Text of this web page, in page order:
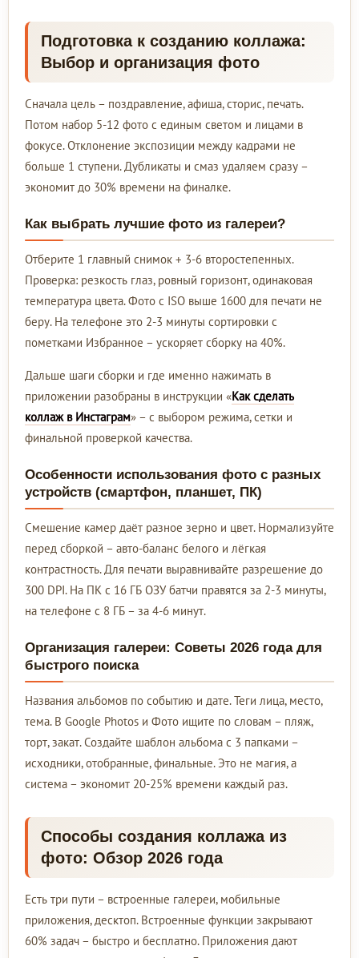
Подготовка к созданию коллажа:
Выбор и организация фото
Сначала цель – поздравление, афиша, сторис, печать.
Потом набор 5-12 фото с единым светом и лицами в
фокусе. Отклонение экспозиции между кадрами не
больше 1 ступени. Дубликаты и смаз удаляем сразу –
экономит до 30% времени на финалке.
Как выбрать лучшие фото из галереи?
Отберите 1 главный снимок + 3-6 второстепенных.
Проверка: резкость глаз, ровный горизонт, одинаковая
температура цвета. Фото с ISO выше 1600 для печати не
беру. На телефоне это 2-3 минуты сортировки с
пометками Избранное – ускоряет сборку на 40%.
Дальше шаги сборки и где именно нажимать в
приложении разобраны в инструкции «Как сделать
коллаж в Инстаграм» – с выбором режима, сетки и
финальной проверкой качества.
Особенности использования фото с разных
устройств (смартфон, планшет, ПК)
Смешение камер даёт разное зерно и цвет. Нормализуйте
перед сборкой – авто-баланс белого и лёгкая
контрастность. Для печати выравнивайте разрешение до
300 DPI. На ПК с 16 ГБ ОЗУ батчи правятся за 2-3 минуты,
на телефоне с 8 ГБ – за 4-6 минут.
Организация галереи: Советы 2026 года для
быстрого поиска
Названия альбомов по событию и дате. Теги лица, место,
тема. В Google Photos и Фото ищите по словам – пляж,
торт, закат. Создайте шаблон альбома с 3 папками –
исходники, отобранные, финальные. Это не магия, а
система – экономит 20-25% времени каждый раз.
Способы создания коллажа из
фото: Обзор 2026 года
Есть три пути – встроенные галереи, мобильные
приложения, десктоп. Встроенные функции закрывают
60% задач – быстро и бесплатно. Приложения дают